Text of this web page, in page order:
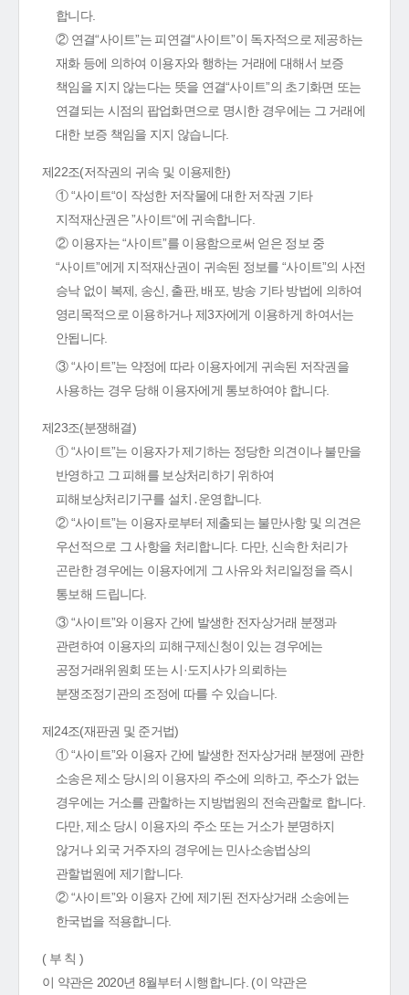
합니다.
② 연결“사이트”는 피연결“사이트”이 독자적으로 제공하는
재화 등에 의하여 이용자와 행하는 거래에 대해서 보증
책임을 지지 않는다는 뜻을 연결“사이트”의 초기화면 또는
연결되는 시점의 팝업화면으로 명시한 경우에는 그 거래에
대한 보증 책임을 지지 않습니다.
제22조(저작권의 귀속 및 이용제한)
① “사이트“이 작성한 저작물에 대한 저작권 기타
지적재산권은 ”사이트“에 귀속합니다.
② 이용자는 “사이트”를 이용함으로써 얻은 정보 중
“사이트”에게 지적재산권이 귀속된 정보를 “사이트”의 사전
승낙 없이 복제, 송신, 출판, 배포, 방송 기타 방법에 의하여
영리목적으로 이용하거나 제3자에게 이용하게 하여서는
안됩니다.
③ “사이트”는 약정에 따라 이용자에게 귀속된 저작권을
사용하는 경우 당해 이용자에게 통보하여야 합니다.
제23조(분쟁해결)
① “사이트”는 이용자가 제기하는 정당한 의견이나 불만을
반영하고 그 피해를 보상처리하기 위하여
피해보상처리기구를 설치․운영합니다.
② “사이트”는 이용자로부터 제출되는 불만사항 및 의견은
우선적으로 그 사항을 처리합니다. 다만, 신속한 처리가
곤란한 경우에는 이용자에게 그 사유와 처리일정을 즉시
통보해 드립니다.
③ “사이트”와 이용자 간에 발생한 전자상거래 분쟁과
관련하여 이용자의 피해구제신청이 있는 경우에는
공정거래위원회 또는 시·도지사가 의뢰하는
분쟁조정기관의 조정에 따를 수 있습니다.
제24조(재판권 및 준거법)
① “사이트”와 이용자 간에 발생한 전자상거래 분쟁에 관한
소송은 제소 당시의 이용자의 주소에 의하고, 주소가 없는
경우에는 거소를 관할하는 지방법원의 전속관할로 합니다.
다만, 제소 당시 이용자의 주소 또는 거소가 분명하지
않거나 외국 거주자의 경우에는 민사소송법상의
관할법원에 제기합니다.
② “사이트”와 이용자 간에 제기된 전자상거래 소송에는
한국법을 적용합니다.
( 부 칙 )
이 약관은 2020년 8월부터 시행합니다. (이 약관은